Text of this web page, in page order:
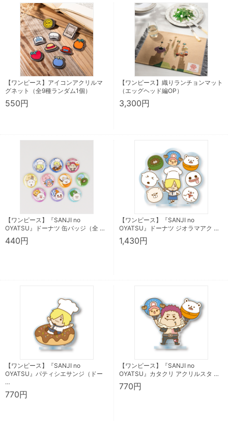
【ワンピース】アイコンアクリルマ
グネット（全9種ランダム1個）
550円
【ワンピース】織りランチョンマット
（エッグヘッド編OP）
3,300円
【ワンピース】『SANJI no
OYATSU』ドーナツ 缶バッジ（全 …
440円
【ワンピース】『SANJI no
OYATSU』ドーナツ ジオラマアク …
1,430円
【ワンピース】『SANJI no
OYATSU』パティシエサンジ（ドー
…
770円
【ワンピース】『SANJI no
OYATSU』カタクリ アクリルスタ …
770円